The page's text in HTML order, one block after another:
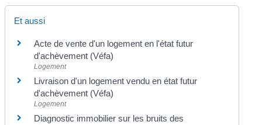
Et aussi
Acte de vente d'un logement en l'état futur
d'achèvement (Véfa)
Logement
Livraison d'un logement vendu en état futur
d'achèvement (Véfa)
Logement
Diagnostic immobilier sur les bruits des